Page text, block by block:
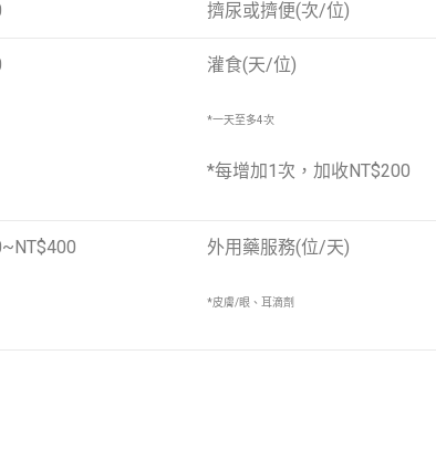
擠尿或擠便(次/位)
灌食(天/位)
*一天至多4次
*每增加1次，加收NT$200
外用藥服務(位/天)
*皮膚/眼、耳滴劑